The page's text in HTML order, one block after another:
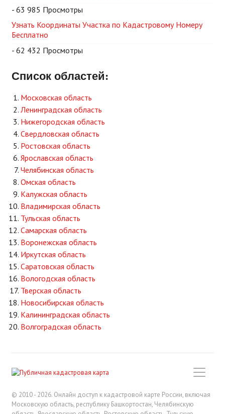
- 63 985 Просмотры
Узнать Координаты Участка по Кадастровому Номеру
Бесплатно
- 62 432 Просмотры
Список областей:
Московская область
Ленинградская область
Нижегородская область
Свердловская область
Ростовская область
Ярославская область
Челябинская область
Омская область
Калужская область
Владимирская область
Тульская область
Самарская область
Воронежская область
Иркутская область
Саратовская область
Вологодская область
Тверская область
Новосибирская область
Калининградская область
Волгоградская область
© 2010 - 2026. Онлайн доступ к кадастровой карте России, включая
Московскую область, республику Башкортостан, Челябинскую